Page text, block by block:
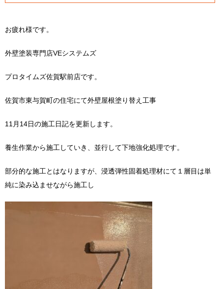
お疲れ様です。
外壁塗装専門店VEシステムズ
プロタイムズ佐賀駅前店です。
佐賀市東与賀町の住宅にて外壁屋根塗り替え工事
11月14日の施工日記を更新します。
養生作業から施工していき、並行して下地強化処理です。
部分的な施工とはなりますが、浸透弾性固着処理材にて１層目は単
純に染み込ませながら施工し